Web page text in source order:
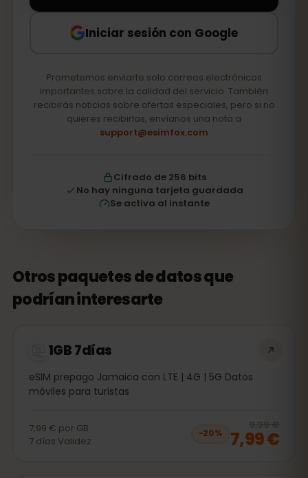
Iniciar sesión con Google
Prometemos enviarte solo correos electrónicos
importantes sobre la calidad del servicio. También
recibirás noticias sobre ofertas especiales, pero si no
quieres recibirlas, envíanos una nota a
support@esimfox.com
Cifrado de 256 bits
No hay ninguna tarjeta guardada
Se activa al instante
Otros paquetes de datos que
podrían interesarte
1GB 7días
eSIM prepago Jamaica con LTE | 4G | 5G Datos
móviles para turistas
7,99 € por GB
7 días Validez
−20%
9,99 €
7,99 €